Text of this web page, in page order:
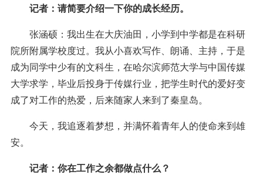
记者：请简要介绍一下你的成长经历。
张涵硕：我出生在大庆油田，小学到中学都是在科研
院所附属学校度过。我从小喜欢写作、朗诵、主持，于是
成为同学中少有的文科生，在哈尔滨师范大学与中国传媒
大学求学，毕业后投身于传媒行业，把学生时代的爱好变
成了对工作的热爱，后来随家人来到了秦皇岛。
今天，我追逐着梦想，并满怀着青年人的使命来到雄
安。
记者：你在工作之余都做点什么？